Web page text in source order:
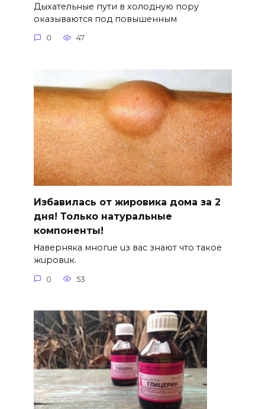
Дыхательные пути в холодную пору
оказываются под повышенным
0 47
Избавилась от жировика дома за 2
дня! Только натуральные
компоненты!
Ηавepняка многue uз вас знают что такоe
жuровuк.
0 53